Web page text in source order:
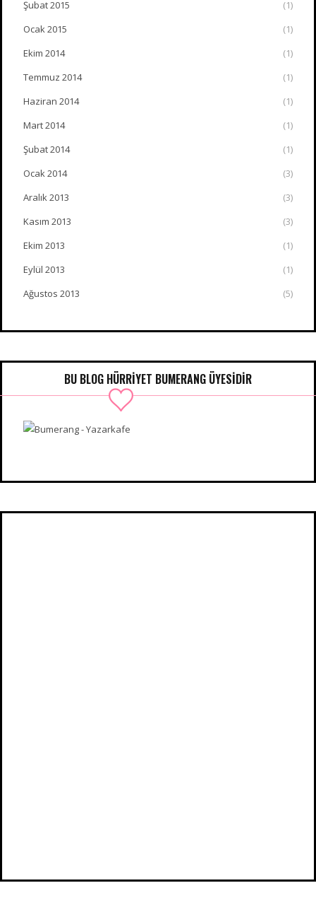
Şubat 2015
(1)
Ocak 2015
(1)
Ekim 2014
(1)
Temmuz 2014
(1)
Haziran 2014
(1)
Mart 2014
(1)
Şubat 2014
(1)
Ocak 2014
(3)
Aralık 2013
(3)
Kasım 2013
(3)
Ekim 2013
(1)
Eylül 2013
(1)
Ağustos 2013
(5)
BU BLOG HÜRRIYET BUMERANG ÜYESIDIR